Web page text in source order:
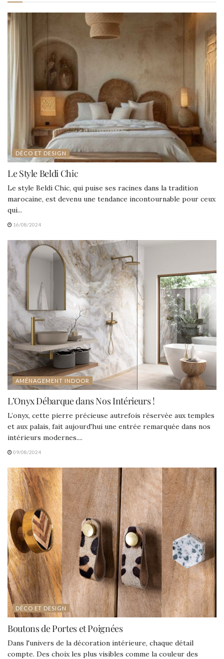
DÉCO ET DESIGN
Le Style Beldi Chic
Le style Beldi Chic, qui puise ses racines dans la tradition
marocaine, est devenu une tendance incontournable pour ceux
qui...
16/08/2024
AMÉNAGEMENT INDOOR
L’Onyx Débarque dans Nos Intérieurs !
L’onyx, cette pierre précieuse autrefois réservée aux temples
et aux palais, fait aujourd'hui une entrée remarquée dans nos
intérieurs modernes....
09/08/2024
DÉCO ET DESIGN
Boutons de Portes et Poignées
Dans l'univers de la décoration intérieure, chaque détail
compte. Des choix les plus visibles comme la couleur des